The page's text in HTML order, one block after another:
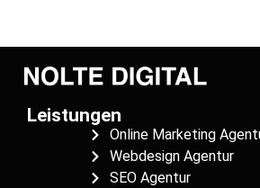
Leistungen
Online Marketing
Webdesign Agentur
SEO Agentur